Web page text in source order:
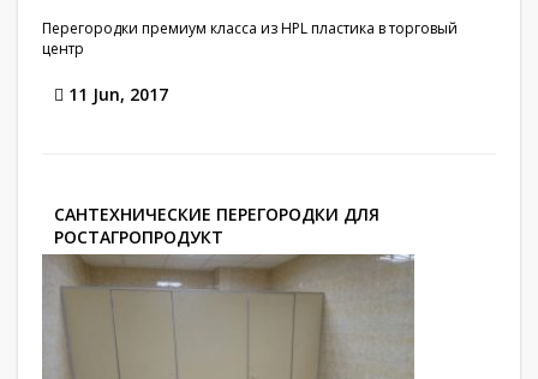
Перегородки премиум класса из HPL пластика в торговый
центр
11 Jun, 2017
САНТЕХНИЧЕСКИЕ ПЕРЕГОРОДКИ ДЛЯ
РОСТАГРОПРОДУКТ